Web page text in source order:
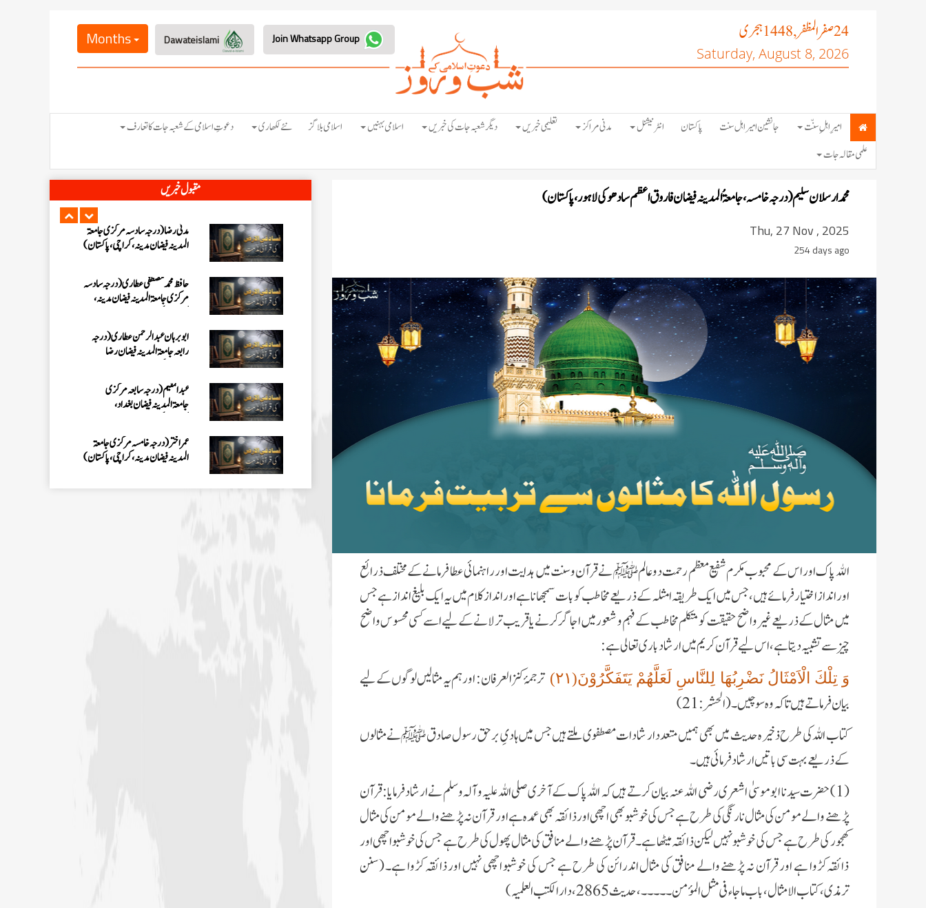
24صفر المظفر, 1448 ہجری
Saturday, August 8, 2026
Months
امیرِ اہلِ سنّت جانشین امیر اہل سنت پاکستان انٹرنیشنل مدنی مراکز تعلیمی خبریں دیگر شعبہ جات کی خبریں اسلامی بہنیں اسلامی بلاگز نئے لکھاری
دعوتِ اسلامی کے شعبہ جات کا تعارف
علمی مقالہ جات
محمد ارسلان سلیم ( درجہ خامسہ ، جامعۃُ المدینہ فیضان فاروق اعظم سادھو کی لاہور ، پاکستان)
Thu, 27 Nov , 2025
254 days ago
الله پاکاور اس کے محبوب مكرم شفیع معظم رحمت دو عالم ﷺ نے قرآن وسنت میں ہدایت اور راہنمائی عطا فرمانے کے مختلف ذرائع
اور انداز اختیار فرمائے ہیں، جس میں ایک طریقہ امثلہ کے ذریعے مخاطب کو بات سمجھانا ہے اور انداز کلام میں یہ ایک بلیغ انداز ہے جس
میں مثال کے ذریعے غیر واضح حقیقت کو متکلم مخاطب کے فہم و شعور میں اجاگر کرنے یا قریب تر لانے کے لیے اسے کسی محسوس واضح
چیز سے تشبیہ دیتا ہے، اس لیے قرآن کریممیں ارشاد باری تعالی ہے:
وَ تِلْكَ الْاَمْثَالُ نَضْرِبُهَا لِلنَّاسِ لَعَلَّهُمْ یَتَفَكَّرُوْنَ(۲۱) ترجمۂ کنز العرفان: اور ہم یہ مثالیںلوگوںکے لیے
بیان فرماتے ہیںتاکہ وہ سوچیں ۔ (الحشر: 21)
کتاب اللہ کی طرح ذخیره حدیث میں بھی ہمیں متعد دار شادات مصطفوىملتے ہیں جس میں ہادیِ برحق رسول صادق ﷺنے مثالوں
کے ذریعے بہت سی باتیں ارشاد فرمائی ہیں۔
(1)
حضرت سیدنا ابو موسیٰ اشعری رضی اللہ عنہ بیان کرتے ہیں کہ اللہ پاک کے آخری صلی اللہ علیہ و آلہ وسلم نے ارشاد فرمایا:قرآن
پڑھنے والے مومن کی مثال نارنگی کی طرح ہے جس کی خوشبو بھی اچھی اور ذائقہ بھی عمدہ ہے اور قرآن نہ پڑھنے والے مومن کی مثال
کھجور کی طرح ہے جس کی خوشبو نہیں لیکن ذائقہ میٹھا ہے۔قرآن پڑھنے والے منافق کی مثال پھول کی طرح ہے جس کی خوشبو اچھی اور
ذائقہ کڑوا ہے اور قرآن نہ پڑھنے والے منافق کی مثال اندرائن کی طرح ہے جس کی خوشبو اچھی نہیں اور ذائقہ کڑوا ہے۔ (سنن
ترمذی،کتاب الامثال ،باب ماجاء فی مثل المؤمن۔۔۔۔۔، حدیث2865 ،دار الکتب العلمیہ)
مقبول خبریں
فیضان بغداد ،کراچی،پاکستان)
عبد الرسول (درجہ خامسہ مرکزی جامعۃ
مدنی رضا(درجہ سادسہ مرکز ی جامعۃ
حافظ محمد مصطفٰی عطاری (درجہ سادسہ
مرکزی جامعۃالمدينہ فیضان مدینہ،
ابو برہان عبدالرحمن عطاری (درجہ
رابعہ جامعۃالمدینہ فیضان رضا
عبدالمقیم (درجہ سابعہ مرکزی
جامعۃالمدینہ فیضان بغداد،
عمر اختر (درجہ خامسہ مرکزی جامعۃ
المدینہ فیضان مدینہ ،کراچی،پاکستان)
محمد وقاص (مرکزی جامعۃ المدینہ
فیضان مدینہ،کراچی ،پاکستان)
محمد سعد عمران (درجہ عالیہ مرکزی جامعۃ
المدینہ فیضانِ مدینہ ،کراچی ،پاکستان)